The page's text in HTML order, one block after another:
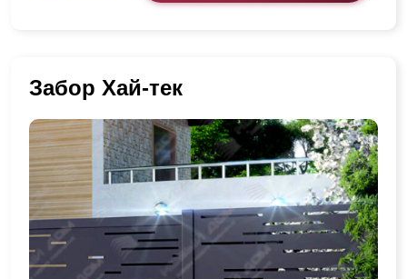
Забор Хай-тек